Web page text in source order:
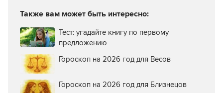
Также вам может быть интересно:
Тест: угадайте книгу по первому
предложению
Гороскоп на 2026 год для Весов
Гороскоп на 2026 год для Близнецов